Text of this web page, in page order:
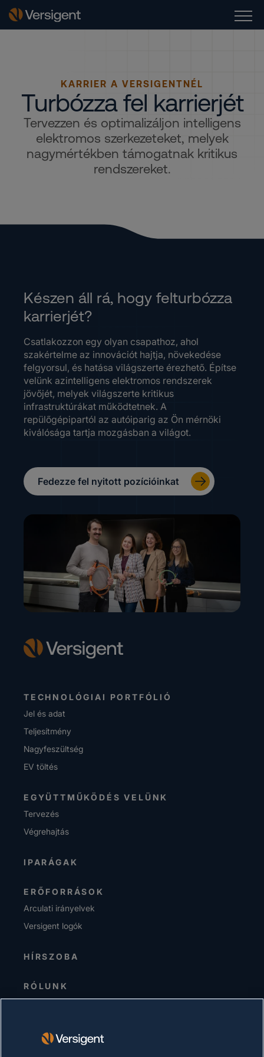
KARRIER A VERSIGENTNÉL
Turbózza fel karrierjét
Tervezzen és optimalizáljon intelligens
elektromos szerkezeteket, melyek
nagymértékben támogatnak kritikus
rendszereket.
Készen áll rá, hogy felturbózza
karrierjét?
Csatlakozzon egy olyan csapathoz, ahol
szakértelme az innovációt hajtja, növekedése
felgyorsul, és hatása világszerte érezhető. Építse
velünk azintelligens elektromos rendszerek
jövőjét, melyek világszerte kritikus
infrastruktúrákat működtetnek. A
repülőgépipartól az autóiparig az Ön mérnöki
kiválósága tartja mozgásban a világot.
Fedezze fel nyitott pozícióinkat
TECHNOLÓGIAI PORTFÓLIÓ
Jel és adat
Teljesítmény
Nagyfeszültség
EV töltés
EGYÜTTMŰKÖDÉS VELÜNK
Tervezés
Végrehajtás
IPARÁGAK
ERŐFORRÁSOK
Arculati irányelvek
Versigent logók
HÍRSZOBA
RÓLUNK
Senior Vezetőség
Beszállítók